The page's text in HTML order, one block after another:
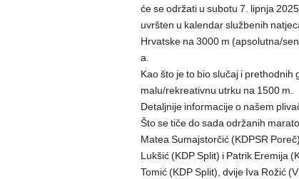
će se održati u subotu 7. lipnja
uvršten u kalendar službenih
Hrvatske na 3000 m (apsolutna/
a.
Kao što je to bio slučaj i
malu/rekreativnu utrku na 1500 m.
Detaljnije informacije o našem
Što se tiče do sada održanih
Matea Sumajstorčić (KDPSR
Lukšić (KDP Split) i Patrik Eremija
Tomić (KDP Split), dvije Iva Rožić